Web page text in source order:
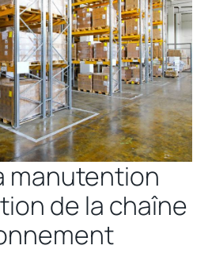
manutention
de la chaîne